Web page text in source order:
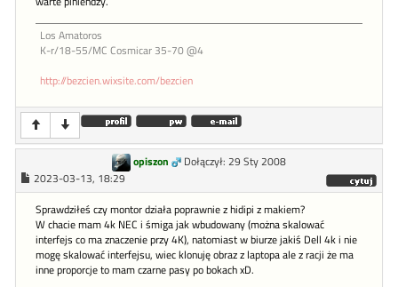
Los Amatoros
K-r/18-55/MC Cosmicar 35-70 @4
http://bezcien.wixsite.com/bezcien
opiszon
Dołączył: 29 Sty 2008
2023-03-13, 18:29
Sprawdziłeś czy montor działa poprawnie z hidipi z makiem?
W chacie mam 4k NEC i śmiga jak wbudowany (można skalować
interfejs co ma znaczenie przy 4K), natomiast w biurze jakiś Dell 4k i nie
mogę skalować interfejsu, wiec klonuję obraz z laptopa ale z racji że ma
inne proporcje to mam czarne pasy po bokach xD.